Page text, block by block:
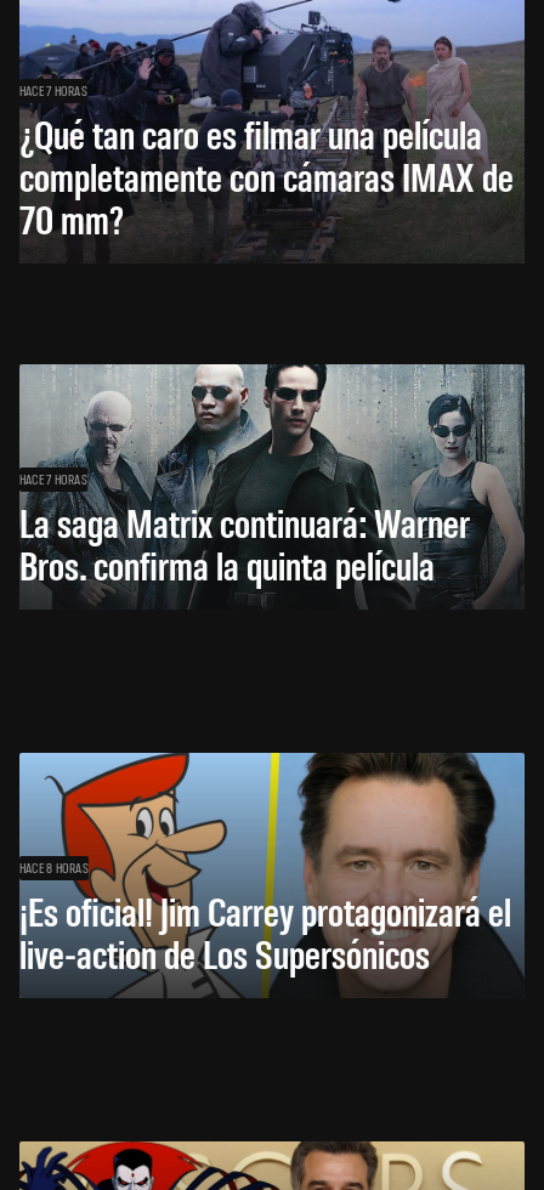
HACE 7 HORAS
¿Qué tan caro es filmar una película
completamente con cámaras IMAX de
70 mm?
HACE 7 HORAS
La saga Matrix continuará: Warner
Bros. confirma la quinta película
HACE 8 HORAS
¡Es oficial! Jim Carrey protagonizará el
live-action de Los Supersónicos